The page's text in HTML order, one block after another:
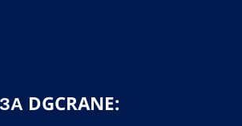
DGCRANE: